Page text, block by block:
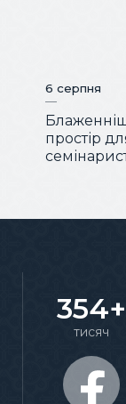
6 серпня
простір
354+
тисяч